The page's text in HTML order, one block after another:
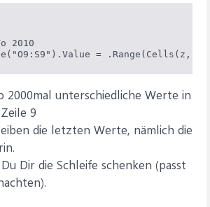
2010
= .Range(Cells(z,
2000mal unterschiedliche Werte in
9
die letzten Werte, nämlich die
Dir die Schleife schenken (passt